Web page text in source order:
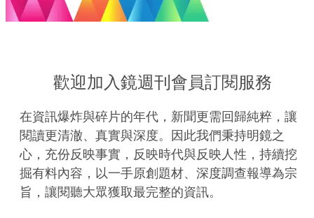
歡迎加入鏡週刊會員訂閱服務
在資訊爆炸與碎片的年代，新聞更需回歸純粹，讓
閱讀更清澈、真實與深度。因此我們秉持明鏡之
心，充份反映事實，反映時代與反映人性，持續挖
掘有料內容，以一手原創題材、深度調查報導為宗
旨，讓閱聽大眾獲取最完整的資訊。